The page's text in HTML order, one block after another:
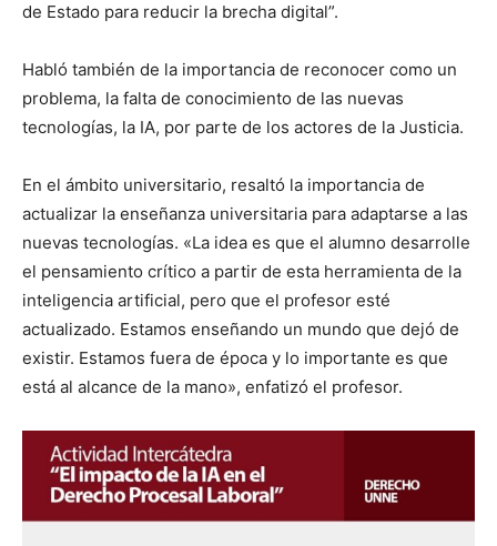
de Estado para reducir la brecha digital”.
Habló también de la importancia de reconocer como un
problema, la falta de conocimiento de las nuevas
tecnologías, la IA, por parte de los actores de la Justicia.
En el ámbito universitario, resaltó la importancia de
actualizar la enseñanza universitaria para adaptarse a las
nuevas tecnologías. «La idea es que el alumno desarrolle
el pensamiento crítico a partir de esta herramienta de la
inteligencia artificial, pero que el profesor esté
actualizado. Estamos enseñando un mundo que dejó de
existir. Estamos fuera de época y lo importante es que
está al alcance de la mano», enfatizó el profesor.